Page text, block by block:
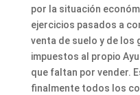
por la situación
ejercicios pasados a
venta de suelo y de los
impuestos al propio
que faltan por vender.
finalmente todos los